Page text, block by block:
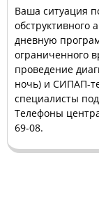
Ваша ситуация
дневную
ограниченного
проведение
ночь) и СИПАП-
специалисты
Телефоны
69-08.